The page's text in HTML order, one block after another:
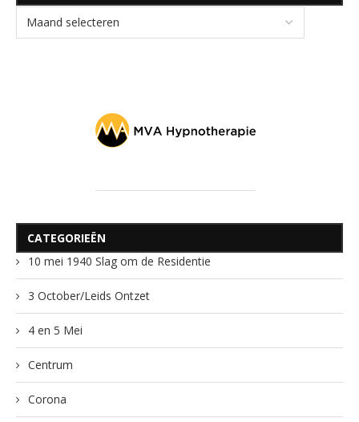
CATEGORIEËN
10 mei 1940 Slag om de Residentie
3 October/Leids Ontzet
4 en 5 Mei
Centrum
Corona